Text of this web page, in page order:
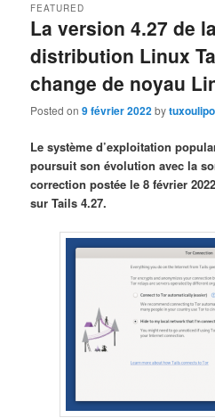
La version 4.27 de la
distribution Linux
change de noyau
FEATURED
Posted on9 février 2022bytuxoulipo
Le système d’exploitation
poursuit son évolution avec la
correction postée le 8 février
sur Tails 4.27.